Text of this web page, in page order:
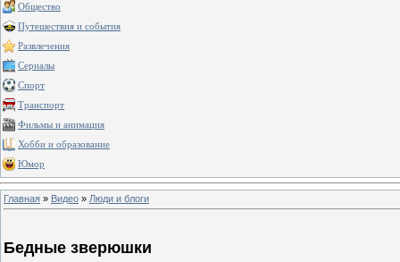
Общество
Путешествия и события
Развлечения
Сериалы
Спорт
Транспорт
Фильмы и анимация
Хобби и образование
Юмор
Главная » Видео » Люди и блоги
Бедные зверюшки